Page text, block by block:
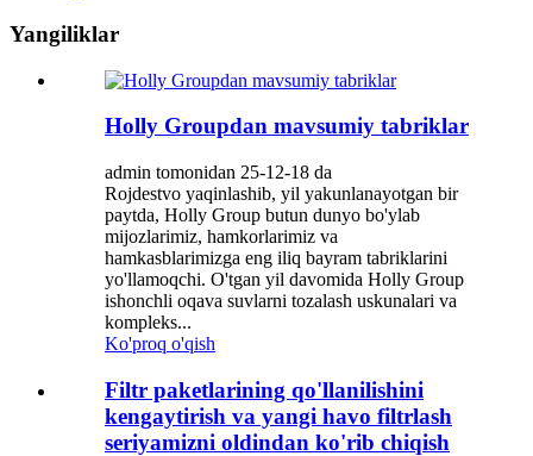
Yangiliklar
Holly Groupdan mavsumiy tabriklar
admin tomonidan 25-12-18 da
Rojdestvo yaqinlashib, yil yakunlanayotgan bir
paytda, Holly Group butun dunyo bo'ylab
mijozlarimiz, hamkorlarimiz va
hamkasblarimizga eng iliq bayram tabriklarini
yo'llamoqchi. O'tgan yil davomida Holly Group
ishonchli oqava suvlarni tozalash uskunalari va
kompleks...
Ko'proq o'qish
Filtr paketlarining qo'llanilishini
kengaytirish va yangi havo filtrlash
seriyamizni oldindan ko'rib chiqish